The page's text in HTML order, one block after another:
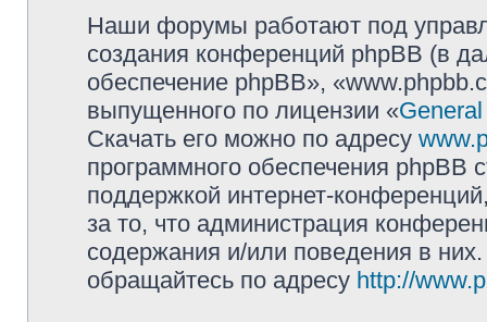
Наши форумы работают под
создания конференций phpBB (в
обеспечение phpBB»,
выпущенного по лицензии «
Скачать его можно по адресу
программного обеспечения phpBB
поддержкой интернет-
за то, что администрация
содержания и/или поведения в
обращайтесь по адресу http://